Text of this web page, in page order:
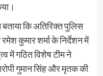
कि अतिरिक्त पुलिस
कुमार शर्मा के निर्देशन में
में गठित विशेष टीम ने
गुमान सिंह और मृतक की